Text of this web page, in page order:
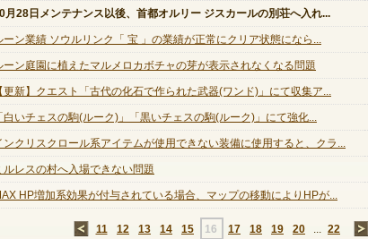
ャージ
完了
月28日メンテナンス以後、首都オルリー ジスカールの別荘へ入れ...
完了
ーン業績 ソウルリンク「 宝 」の業績が正常にクリア状態になら...
完了
ーン庭園に植えたマルメロカボチャの芽が表示されなくなる問題
完了
【更新】クエスト「古代の化石で作られた武器(ワンド)」にて収集ア...
完了
「白いチェスの駒(ルーク)」「黒いチェスの駒(ルーク)」にて強化...
完了
ンクリスクロール系アイテムが使用できない装備に使用すると、クラ...
完了
ルレスの村へ入場できない問題
HP増加系効果が付与されている場合、マップの移動によりHPが...
←
11 12 13 14 15 16 17 18 19 20 ... 22